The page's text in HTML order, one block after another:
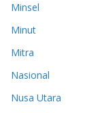
Minsel
Minut
Mitra
Nasional
Nusa Utara